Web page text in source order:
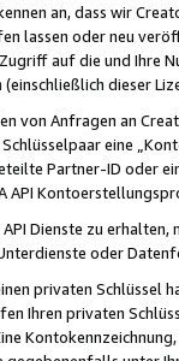
an, dass wir
lassen oder neu
auf die und Ihre
dieser
von Anfragen an
eine
Partner-ID oder
API
Dienste zu
oder
privaten
Ihren privaten